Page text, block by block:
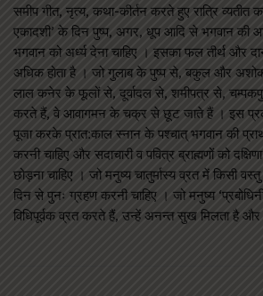
समीप गीत, नृत्य, कथा-कीर्तन करते हुए रात्रि व्यतीत
एकादशी’ के दिन पुष्प, अगर, धूप आदि से भगवान की
भगवान को अर्ध्य देना चाहिए । इसका फल तीर्थ और
अधिक होता है । जो गुलाब के पुष्प से, बकुल और
लाल कनेर के फूलों से, दूर्वादल से, शमीपत्र से,
करते हैं, वे आवागमन के चक्र से छूट जाते हैं । इस
पूजा करके प्रात:काल स्नान के पश्चात् भगवान की
करनी चाहिए और सदाचारी व पवित्र ब्राह्मणों को
छोड़ना चाहिए । जो मनुष्य चातुर्मास्य व्रत में किसी
दिन से पुनः ग्रहण करनी चाहिए । जो मनुष्य
विधिपूर्वक व्रत करते हैं, उन्हें अनन्त सुख मिलता है